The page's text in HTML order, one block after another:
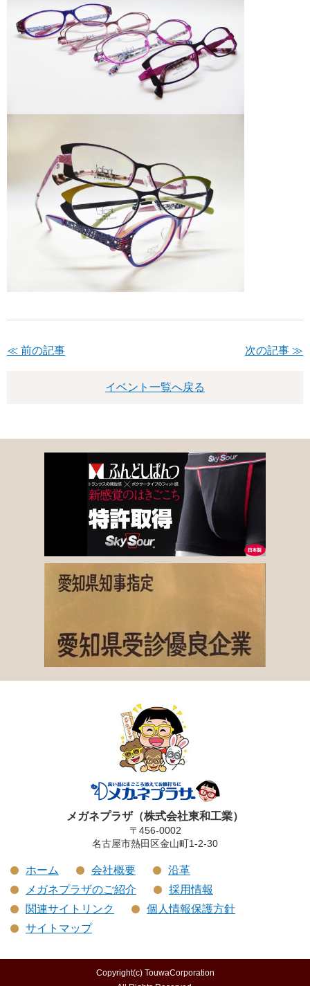
≪ 前の記事 次の記事 ≫
イベント一覧へ戻る
メガネプラザ（株式会社東和工業）
〒456-0002
名古屋市熱田区金山町1-2-30
ホーム 会社概要
沿革
メガネプラザのご紹介
採用情報
関連サイトリンク
個人情報保護方針
サイトマップ
Copyright(c) TouwaCorporation